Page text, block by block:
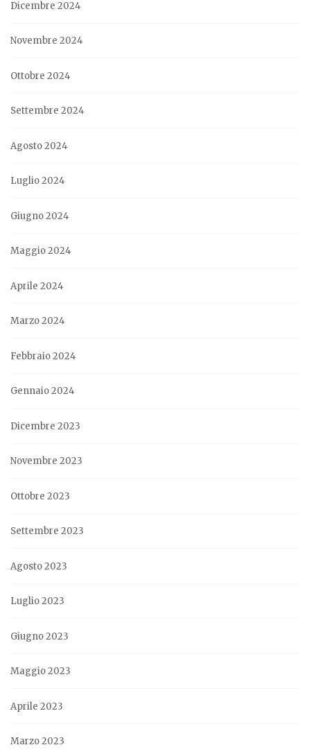
Dicembre 2024
Novembre 2024
Ottobre 2024
Settembre 2024
Agosto 2024
Luglio 2024
Giugno 2024
Maggio 2024
Aprile 2024
Marzo 2024
Febbraio 2024
Gennaio 2024
Dicembre 2023
Novembre 2023
Ottobre 2023
Settembre 2023
Agosto 2023
Luglio 2023
Giugno 2023
Maggio 2023
Aprile 2023
Marzo 2023